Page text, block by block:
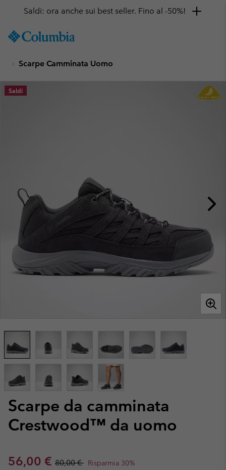
TO
SKIP
MAIN
NAV
Saldi: ora anche sui best seller. Fino al -50%!
Scarpe Camminata Uomo
Scarpe da camminata
Crestwood™ da uomo
Sale price:
56,00 € Regular price:
80,00 € Risparmia 30%
Saldi